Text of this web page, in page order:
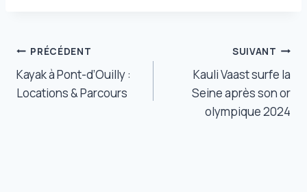
Navigation
de
PRÉCÉDENT
Kayak à Pont-d’Ouilly :
Locations & Parcours
SUIVANT
Kauli Vaast surfe la
Seine après son or
olympique 2024